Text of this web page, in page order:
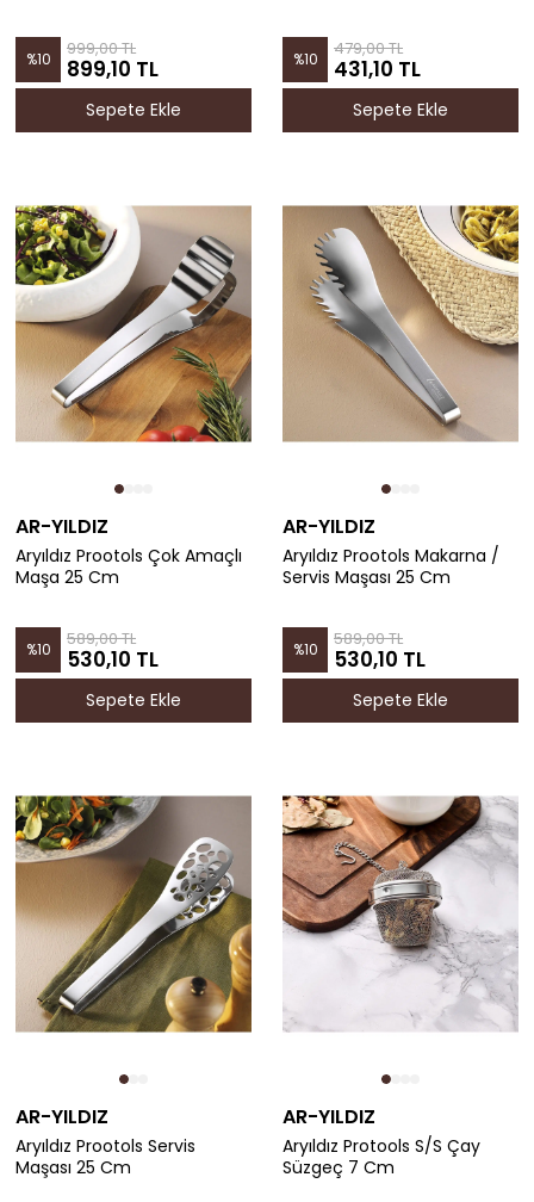
%10 999,00 TL
899,10 TL
Sepete Ekle
%10 479,00 TL
431,10 TL
Sepete Ekle
AR-YILDIZ
Aryıldız Prootols Çok Amaçlı
Maşa 25 Cm
%10 589,00 TL
530,10 TL
Sepete Ekle
AR-YILDIZ
Aryıldız Prootols Makarna /
Servis Maşası 25 Cm
%10 589,00 TL
530,10 TL
Sepete Ekle
AR-YILDIZ
Aryıldız Prootols Servis
Maşası 25 Cm
AR-YILDIZ
Aryıldız Protools S/S Çay
Süzgeç 7 Cm